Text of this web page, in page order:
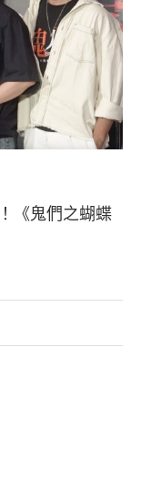
《鬼們之蝴蝶